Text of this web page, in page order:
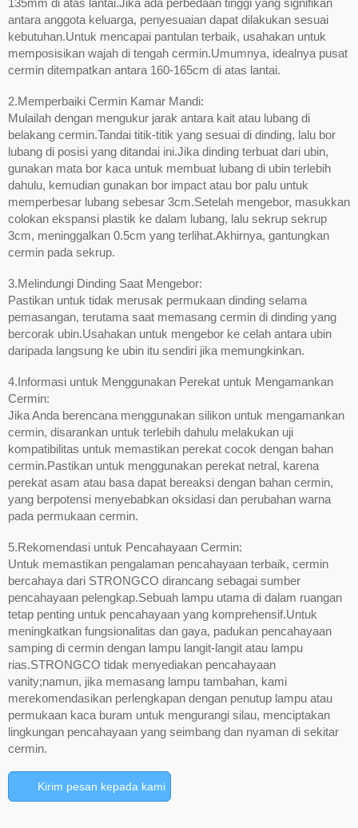
antara anggota keluarga, penyesuaian dapat dilakukan sesuai
kebutuhan.Untuk mencapai pantulan terbaik, usahakan untuk
memposisikan wajah di tengah cermin.Umumnya, idealnya pusat
cermin ditempatkan antara 160-165cm di atas lantai.
2.Memperbaiki Cermin Kamar Mandi:
Mulailah dengan mengukur jarak antara kait atau lubang di
belakang cermin.Tandai titik-titik yang sesuai di dinding, lalu bor
lubang di posisi yang ditandai ini.Jika dinding terbuat dari ubin,
gunakan mata bor kaca untuk membuat lubang di ubin terlebih
dahulu, kemudian gunakan bor impact atau bor palu untuk
memperbesar lubang sebesar 3cm.Setelah mengebor, masukkan
colokan ekspansi plastik ke dalam lubang, lalu sekrup sekrup
3cm, meninggalkan 0.5cm yang terlihat.Akhirnya, gantungkan
cermin pada sekrup.
3.Melindungi Dinding Saat Mengebor:
Pastikan untuk tidak merusak permukaan dinding selama
pemasangan, terutama saat memasang cermin di dinding yang
bercorak ubin.Usahakan untuk mengebor ke celah antara ubin
daripada langsung ke ubin itu sendiri jika memungkinkan.
4.Informasi untuk Menggunakan Perekat untuk Mengamankan
Cermin:
Jika Anda berencana menggunakan silikon untuk mengamankan
cermin, disarankan untuk terlebih dahulu melakukan uji
kompatibilitas untuk memastikan perekat cocok dengan bahan
cermin.Pastikan untuk menggunakan perekat netral, karena
perekat asam atau basa dapat bereaksi dengan bahan cermin,
yang berpotensi menyebabkan oksidasi dan perubahan warna
pada permukaan cermin.
5.Rekomendasi untuk Pencahayaan Cermin:
Untuk memastikan pengalaman pencahayaan terbaik, cermin
bercahaya dari STRONGCO dirancang sebagai sumber
pencahayaan pelengkap.Sebuah lampu utama di dalam ruangan
tetap penting untuk pencahayaan yang komprehensif.Untuk
meningkatkan fungsionalitas dan gaya, padukan pencahayaan
samping di cermin dengan lampu langit-langit atau lampu
rias.STRONGCO tidak menyediakan pencahayaan
vanity;namun, jika memasang lampu tambahan, kami
merekomendasikan perlengkapan dengan penutup lampu atau
permukaan kaca buram untuk mengurangi silau, menciptakan
lingkungan pencahayaan yang seimbang dan nyaman di sekitar
cermin.
Kirim pesan kepada kami